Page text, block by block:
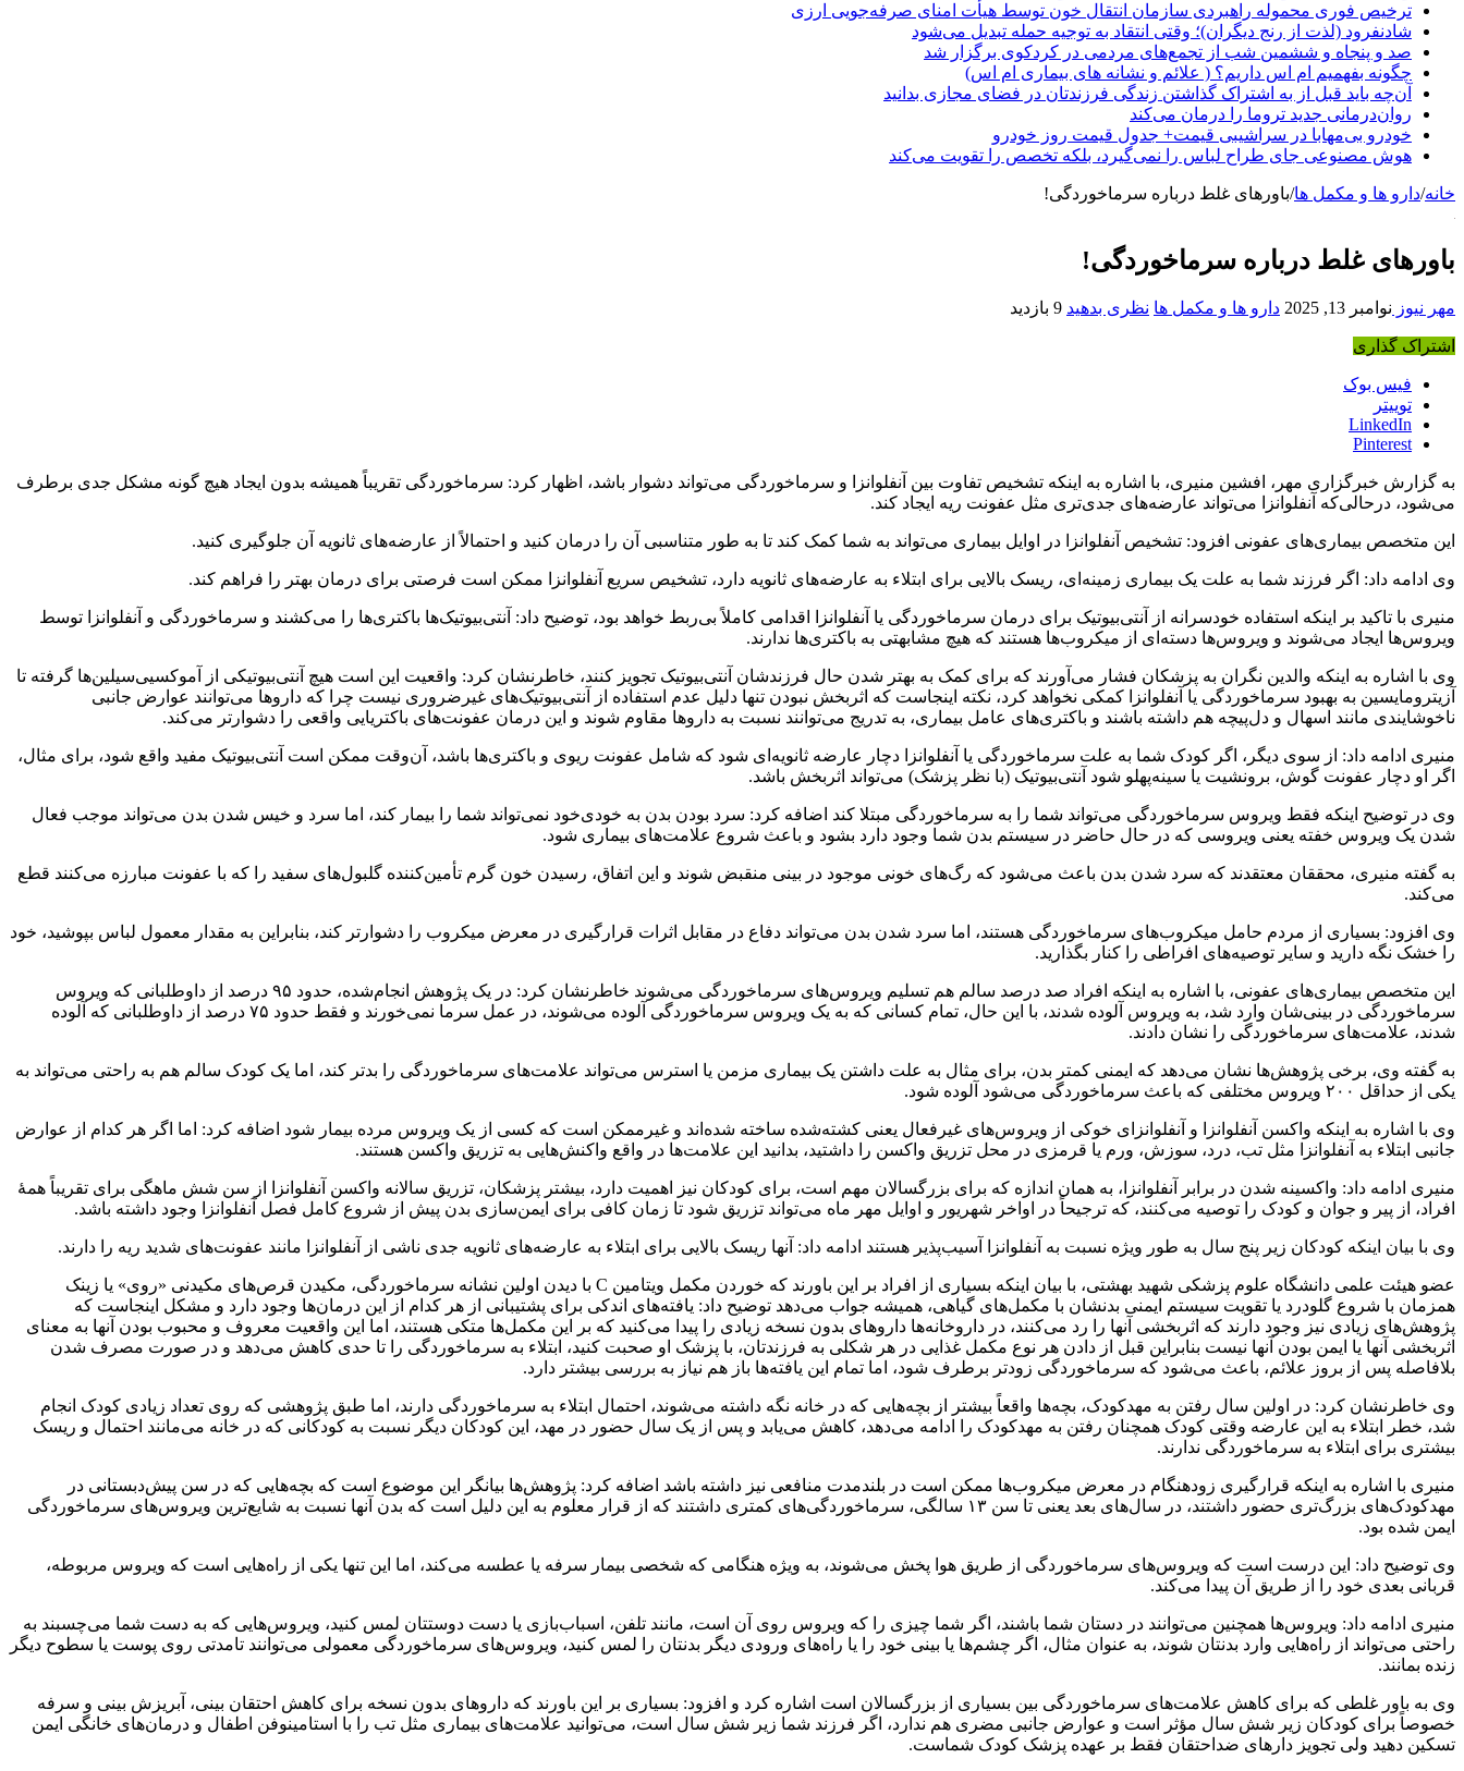
ترخیص فوری محموله راهبردی سازمان انتقال خون توسط هیأت امنای صرفه‌جویی ارزی
شادنفرود (لذت از رنج دیگران)؛ وقتی انتقاد به توجیه حمله تبدیل می‌شود
صد و پنجاه‌ و ششمین شب از تجمع‌های مردمی در کردکوی برگزار شد
چگونه بفهمیم ام اس داریم؟ ( علائم و نشانه های بیماری ام اس)
آن‌چه باید قبل از به اشتراک گذاشتن زندگی فرزندتان در فضای مجازی بدانید
روان‌درمانی جدید تروما را درمان می‌کند
خودرو بی‌مهابا در سراشیبی قیمت+ جدول قیمت روز خودرو
هوش مصنوعی جای طراح لباس را نمی‌گیرد، بلکه تخصص را تقویت می‌کند
خانه/دارو ها و مکمل ها/باورهای غلط درباره سرماخوردگی!
باورهای غلط درباره سرماخوردگی!
مهر نیوز نوامبر 13, 2025 دارو ها و مکمل ها نظری بدهید 9 بازدید
اشتراک گذاری
فیس بوک
توییتر
LinkedIn
Pinterest
به گزارش خبرگزاری مهر، افشین منیری، با اشاره به اینکه تشخیص تفاوت بین آنفلوانزا و سرماخوردگی می‌تواند دشوار باشد، اظهار کرد: سرماخوردگی تقریباً همیشه بدون ایجاد هیچ گونه مشکل جدی برطرف
می‌شود، درحالی‌که آنفلوانزا می‌تواند عارضه‌های جدی‌تری مثل عفونت ریه ایجاد کند.
این متخصص بیماری‌های عفونی افزود: تشخیص آنفلوانزا در اوایل بیماری می‌تواند به شما کمک کند تا به طور متناسبی آن را درمان کنید و احتمالاً از عارضه‌های ثانویه آن جلوگیری کنید.
وی ادامه داد: اگر فرزند شما به علت یک بیماری زمینه‌ای، ریسک بالایی برای ابتلاء به عارضه‌های ثانویه دارد، تشخیص سریع آنفلوانزا ممکن است فرصتی برای درمان بهتر را فراهم کند.
منیری با تاکید بر اینکه استفاده خودسرانه از آنتی‌بیوتیک برای درمان سرماخوردگی یا آنفلوانزا اقدامی کاملاً بی‌ربط خواهد بود، توضیح داد: آنتی‌بیوتیک‌ها باکتری‌ها را می‌کشند و سرماخوردگی و آنفلوانزا توسط
ویروس‌ها ایجاد می‌شوند و ویروس‌ها دسته‌ای از میکروب‌ها هستند که هیچ مشابهتی به باکتری‌ها ندارند.
وی با اشاره به اینکه والدین نگران به پزشکان فشار می‌آورند که برای کمک به بهتر شدن حال فرزندشان آنتی‌بیوتیک تجویز کنند، خاطرنشان کرد: واقعیت این است هیچ آنتی‌بیوتیکی از آموکسیی‌سیلین‌ها گرفته تا
آزیترومایسین به بهبود سرماخوردگی یا آنفلوانزا کمکی نخواهد کرد، نکته اینجاست که اثربخش نبودن تنها دلیل عدم استفاده از آنتی‌بیوتیک‌های غیرضروری نیست چرا که داروها می‌توانند عوارض جانبی
ناخوشایندی مانند اسهال و دل‌پیچه هم داشته باشند و باکتری‌های عامل بیماری، به تدریج می‌توانند نسبت به داروها مقاوم شوند و این درمان عفونت‌های باکتریایی واقعی را دشوارتر می‌کند.
منیری ادامه داد: از سوی دیگر، اگر کودک شما به علت سرماخوردگی یا آنفلوانزا دچار عارضه ثانویه‌ای شود که شامل عفونت ریوی و باکتری‌ها باشد، آن‌وقت ممکن است آنتی‌بیوتیک مفید واقع شود، برای مثال،
اگر او دچار عفونت گوش، برونشیت یا سینه‌پهلو شود آنتی‌بیوتیک (با نظر پزشک) می‌تواند اثربخش باشد.
وی در توضیح اینکه فقط ویروس سرماخوردگی می‌تواند شما را به سرماخوردگی مبتلا کند اضافه کرد: سرد بودن بدن به خودی‌خود نمی‌تواند شما را بیمار کند، اما سرد و خیس شدن بدن می‌تواند موجب فعال
شدن یک ویروس خفته یعنی ویروسی که در حال حاضر در سیستم بدن شما وجود دارد بشود و باعث شروع علامت‌های بیماری شود.
به گفته منیری، محققان معتقدند که سرد شدن بدن باعث می‌شود که رگ‌های خونی موجود در بینی منقبض شوند و این اتفاق، رسیدن خون گرم تأمین‌کننده گلبول‌های سفید را که با عفونت مبارزه می‌کنند قطع
می‌کند.
وی افزود: بسیاری از مردم حامل میکروب‌های سرماخوردگی هستند، اما سرد شدن بدن می‌تواند دفاع در مقابل اثرات قرارگیری در معرض میکروب را دشوارتر کند، بنابراین به مقدار معمول لباس بپوشید، خود
را خشک نگه دارید و سایر توصیه‌های افراطی را کنار بگذارید.
این متخصص بیماری‌های عفونی، با اشاره به اینکه افراد صد درصد سالم هم تسلیم ویروس‌های سرماخوردگی می‌شوند خاطرنشان کرد: در یک پژوهش انجام‌شده، حدود ۹۵ درصد از داوطلبانی که ویروس
سرماخوردگی در بینی‌شان وارد شد، به ویروس آلوده شدند، با این حال، تمام کسانی که به یک ویروس سرماخوردگی آلوده می‌شوند، در عمل سرما نمی‌خورند و فقط حدود ۷۵ درصد از داوطلبانی که آلوده
شدند، علامت‌های سرماخوردگی را نشان دادند.
به گفته وی، برخی پژوهش‌ها نشان می‌دهد که ایمنی کمتر بدن، برای مثال به علت داشتن یک بیماری مزمن یا استرس می‌تواند علامت‌های سرماخوردگی را بدتر کند، اما یک کودک سالم هم به راحتی می‌تواند به
یکی از حداقل ۲۰۰ ویروس مختلفی که باعث سرماخوردگی می‌شود آلوده شود.
وی با اشاره به اینکه واکسن آنفلوانزا و آنفلوانزای خوکی از ویروس‌های غیرفعال یعنی کشته‌شده ساخته شده‌اند و غیرممکن است که کسی از یک ویروس مرده بیمار شود اضافه کرد: اما اگر هر کدام از عوارض
جانبی ابتلاء به آنفلوانزا مثل تب، درد، سوزش، ورم یا قرمزی در محل تزریق واکسن را داشتید، بدانید این علامت‌ها در واقع واکنش‌هایی به تزریق واکسن هستند.
منیری ادامه داد: واکسینه شدن در برابر آنفلوانزا، به همان اندازه که برای بزرگسالان مهم است، برای کودکان نیز اهمیت دارد، بیشتر پزشکان، تزریق سالانه واکسن آنفلوانزا از سن شش ماهگی برای تقریباً همهٔ
افراد، از پیر و جوان و کودک را توصیه می‌کنند، که ترجیحاً در اواخر شهریور و اوایل مهر ماه می‌تواند تزریق شود تا زمان کافی برای ایمن‌سازی بدن پیش از شروع کامل فصل آنفلوانزا وجود داشته باشد.
وی با بیان اینکه کودکان زیر پنج سال به طور ویژه نسبت به آنفلوانزا آسیب‌پذیر هستند ادامه داد: آنها ریسک بالایی برای ابتلاء به عارضه‌های ثانویه جدی ناشی از آنفلوانزا مانند عفونت‌های شدید ریه را دارند.
عضو هیئت علمی دانشگاه علوم پزشکی شهید بهشتی، با بیان اینکه بسیاری از افراد بر این باورند که خوردن مکمل ویتامین C با دیدن اولین نشانه سرماخوردگی، مکیدن قرص‌های مکیدنی «روی» یا
زینک
همزمان با شروع گلودرد یا تقویت سیستم ایمنی بدنشان با مکمل‌های گیاهی، همیشه جواب می‌دهد توضیح داد: یافته‌های اندکی برای پشتیبانی از هر کدام از این درمان‌ها وجود دارد و مشکل اینجاست که
پژوهش‌های زیادی نیز وجود دارند که اثربخشی آنها را رد می‌کنند، در داروخانه‌ها داروهای بدون نسخه زیادی را پیدا می‌کنید که بر این مکمل‌ها متکی هستند، اما این واقعیت معروف و محبوب بودن آنها به معنای
اثربخشی آنها یا ایمن بودن آنها نیست بنابراین قبل از دادن هر نوع مکمل غذایی در هر شکلی به فرزندتان، با پزشک او صحبت کنید، ابتلاء به سرماخوردگی را تا حدی کاهش می‌دهد و در صورت مصرف شدن
بلافاصله پس از بروز علائم، باعث می‌شود که سرماخوردگی زودتر برطرف شود، اما تمام این یافته‌ها باز هم نیاز به بررسی بیشتر دارد.
وی خاطرنشان کرد: در اولین سال رفتن به مهدکودک، بچه‌ها واقعاً بیشتر از بچه‌هایی که در خانه نگه داشته می‌شوند، احتمال ابتلاء به سرماخوردگی دارند، اما طبق پژوهشی که روی تعداد زیادی کودک انجام
شد، خطر ابتلاء به این عارضه وقتی کودک همچنان رفتن به مهدکودک را ادامه می‌دهد، کاهش می‌یابد و پس از یک سال حضور در مهد، این کودکان دیگر نسبت به کودکانی که در خانه می‌مانند احتمال و ریسک
بیشتری برای ابتلاء به سرماخوردگی ندارند.
منیری با اشاره به اینکه قرارگیری زودهنگام در معرض میکروب‌ها ممکن است در بلندمدت منافعی نیز داشته باشد اضافه کرد: پژوهش‌ها بیانگر این موضوع است که بچه‌هایی که در سن پیش‌دبستانی در
مهدکودک‌های بزرگ‌تری حضور داشتند، در سال‌های بعد یعنی تا سن ۱۳ سالگی، سرماخوردگی‌های کمتری داشتند که از قرار معلوم به این دلیل است که بدن آنها نسبت به شایع‌ترین ویروس‌های سرماخوردگی
ایمن شده بود.
وی توضیح داد: این درست است که ویروس‌های سرماخوردگی از طریق هوا پخش می‌شوند، به ویژه هنگامی که شخصی بیمار سرفه یا عطسه می‌کند، اما این تنها یکی از راه‌هایی است که ویروس مربوطه،
قربانی بعدی خود را از طریق آن پیدا می‌کند.
منیری ادامه داد: ویروس‌ها همچنین می‌توانند در دستان شما باشند، اگر شما چیزی را که ویروس روی آن است، مانند تلفن، اسباب‌بازی یا دست دوستتان لمس کنید، ویروس‌هایی که به دست شما می‌چسبند به
راحتی می‌تواند از راه‌هایی وارد بدنتان شوند، به عنوان مثال، اگر چشم‌ها یا بینی خود را یا راه‌های ورودی دیگر بدنتان را لمس کنید، ویروس‌های سرماخوردگی معمولی می‌توانند تامدتی روی پوست یا سطوح دیگر
زنده بمانند.
وی به باور غلطی که برای کاهش علامت‌های سرماخوردگی بین بسیاری از بزرگسالان است اشاره کرد و افزود: بسیاری بر این باورند که داروهای بدون نسخه برای کاهش احتقان بینی، آبریزش بینی و سرفه
خصوصاً برای کودکان زیر شش سال مؤثر است و عوارض جانبی مضری هم ندارد، اگر فرزند شما زیر شش سال است، می‌توانید علامت‌های بیماری مثل تب را با استامینوفن اطفال و درمان‌های خانگی ایمن
تسکین دهید ولی تجویز دارهای ضداحتقان فقط بر عهده پزشک کودک شماست.